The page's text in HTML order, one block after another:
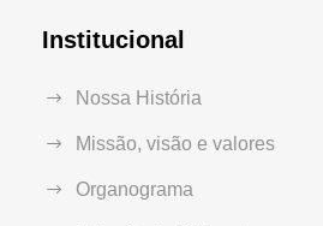
Institucional
Nossa História
Missão, visão e valores
Organograma